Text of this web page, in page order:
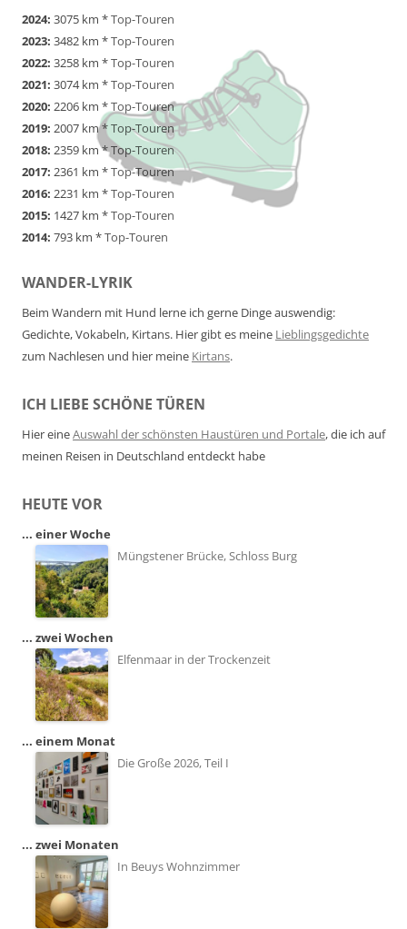
2024: 3075 km *Top-Touren
2023: 3482 km *Top-Touren
2022: 3258 km *Top-Touren
2021: 3074 km *Top-Touren
2020: 2206 km *Top-Touren
2019: 2007 km *Top-Touren
2018: 2359 km *Top-Touren
2017: 2361 km *Top-Touren
2016: 2231 km *Top-Touren
2015: 1427 km *Top-Touren
2014: 793 km *Top-Touren
WANDER-LYRIK
Beim Wandern mit Hund lerne ich gerne Dinge auswendig:
Gedichte, Vokabeln, Kirtans. Hier gibt es meine Lieblingsgedichte
zum Nachlesen und hier meine Kirtans.
ICH LIEBE SCHÖNE TÜREN
Hier eineAuswahl der schönsten Haustüren und Portale, die ich auf
meinen Reisen in Deutschland entdeckt habe
HEUTE VOR
... einer Woche
Müngstener Brücke, Schloss Burg
... zwei Wochen
Elfenmaar in der Trockenzeit
... einem Monat
Die Große 2026, Teil I
... zwei Monaten
In Beuys Wohnzimmer